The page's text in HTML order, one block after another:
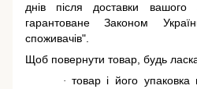
днів після доставки
гарантованеЗаконом
споживачів".
Щоб повернути товар, будь
· товар і його